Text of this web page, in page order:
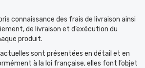
connaissance des frais de livraison ainsi
de livraison et d’exécution du
produit.
sont présentées en détail et en
à la loi française, elles font l’objet